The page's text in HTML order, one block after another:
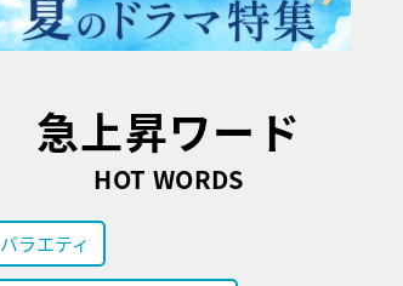
急上昇ワード
HOT WORDS
バラエティ